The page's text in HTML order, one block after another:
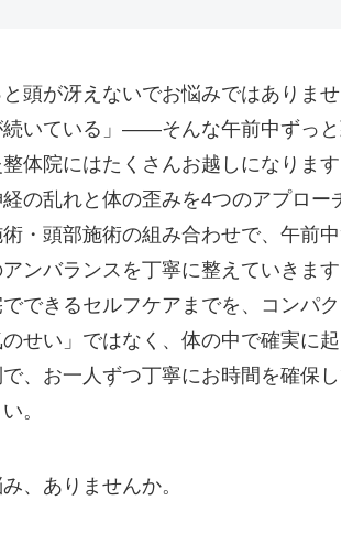
頭が冴えないでお悩みではありま
続いている」——そんな午前中ずっ
体院にはたくさんお越しになりま
の乱れと体の歪みを4つのアプロ
・頭部施術の組み合わせで、午前
ンバランスを丁寧に整えていきま
できるセルフケアまでを、コンパ
せい」ではなく、体の中で確実に
、お一人ずつ丁寧にお時間を確保
。
、ありませんか。